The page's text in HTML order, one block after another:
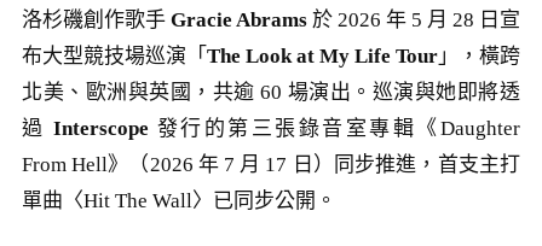
洛杉磯創作歌手 Gracie Abrams 於 2026 年 5 月 28 日宣
布大型競技場巡演「 The Look at My Life Tour 」，橫跨
北美、歐洲與英國，共逾 60 場演出。巡演與她即將透
過Interscope 發行的第三張錄音室專輯《Daughter
From Hell》（2026 年 7 月 17 日）同步推進，首支主打
單曲〈Hit The Wall〉已同步公開。